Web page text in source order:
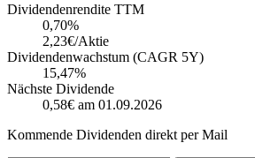
Dividendenrendite TTM
0,70%
2,23€/Aktie
Dividendenwachstum (CAGR 5Y)
15,47%
Nächste Dividende
0,58€ am 01.09.2026
Kommende Dividenden direkt per Mail